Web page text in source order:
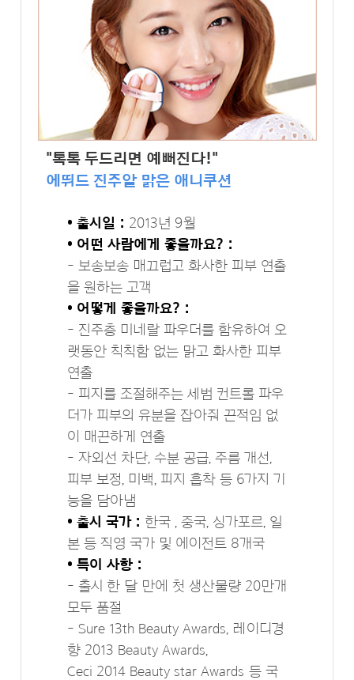
"톡톡 두드리면 예뻐진다!"
에뛰드 진주알 맑은 애니쿠션
• 출시일 : 2013년 9월
• 어떤 사람에게 좋을까요? :
- 보송보송 매끄럽고 화사한 피부 연출
을 원하는 고객
• 어떻게 좋을까요? :
- 진주층 미네랄 파우더를 함유하여 오
랫동안 칙칙함 없는 맑고 화사한 피부
연출
- 피지를 조절해주는 세범 컨트롤 파우
더가 피부의 유분을 잡아줘 끈적임 없
이 매끈하게 연출
- 자외선 차단, 수분 공급, 주름 개선,
피부 보정, 미백, 피지 흡착 등 6가지 기
능을 담아냄
• 출시 국가 : 한국 , 중국, 싱가포르, 일
본 등 직영 국가 및 에이전트 8개국
• 특이 사항 :
- 출시 한 달 만에 첫 생산물량 20만개
모두 품절
- Sure 13th Beauty Awards, 레이디경
향 2013 Beauty Awards,
Ceci 2014 Beauty star Awards 등 국